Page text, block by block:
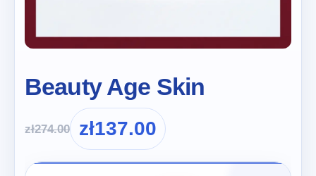
Beauty Age Skin
zł274.00 zł137.00